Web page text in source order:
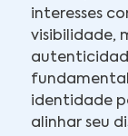
interesses
visibilidade,
identidade
alinhar seu